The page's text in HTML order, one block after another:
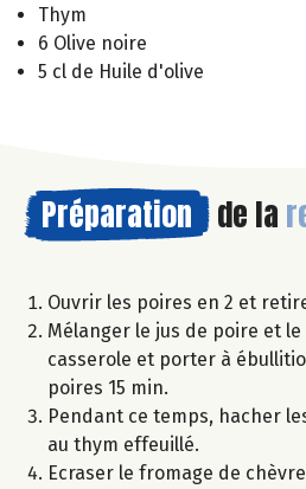
Thym
6 Olive noire
5 cl de Huile d'olive
Préparation de la
Ouvrir les poires en 2 et
Mélanger le jus de poire et
casserole et porter à
poires 15 min.
Pendant ce temps, hacher
au thym effeuillé.
Ecraser le fromage de